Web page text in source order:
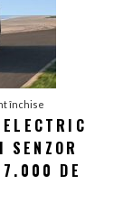
închise
Deepal
lansează
noulDE